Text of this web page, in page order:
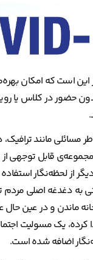
این است که امکان
حضور در کلاس یا
مسائلی مانند ترافیک،
قابل توجهی از
از لحظه‌نگار استفاده
به دغدغه اصلی مردم
ماندن و در عین حال
یک مسولیت
اضافه شده است.